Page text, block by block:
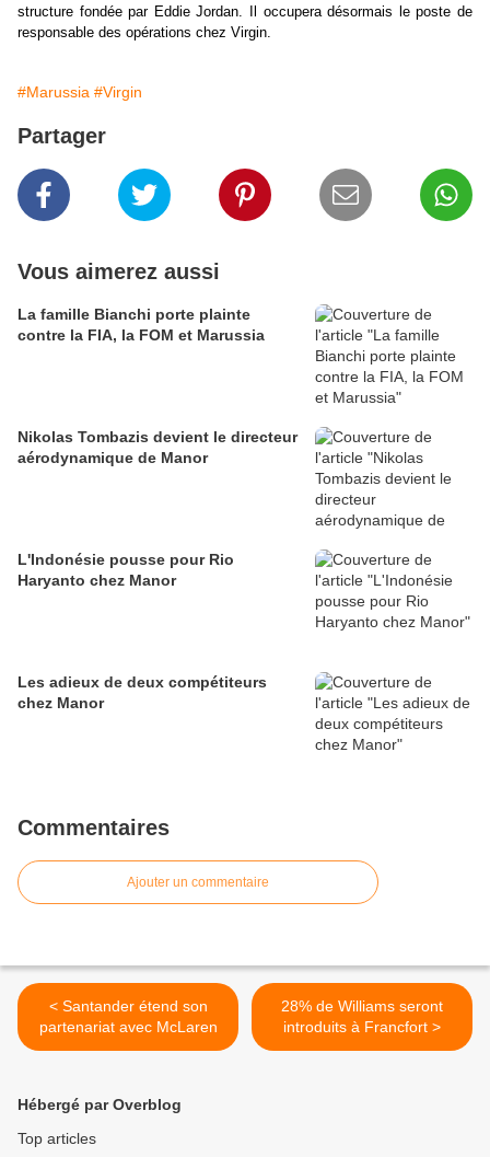
structure fondée par Eddie Jordan. Il occupera désormais le poste de
responsable des opérations chez Virgin.
#Marussia #Virgin
Partager
Vous aimerez aussi
La famille Bianchi porte plainte
contre la FIA, la FOM et Marussia
Nikolas Tombazis devient le directeur
aérodynamique de Manor
L'Indonésie pousse pour Rio
Haryanto chez Manor
Les adieux de deux compétiteurs
chez Manor
Commentaires
Ajouter un commentaire
< Santander étend son
partenariat avec McLaren
28% de Williams seront
introduits à Francfort >
Hébergé par Overblog
Top articles